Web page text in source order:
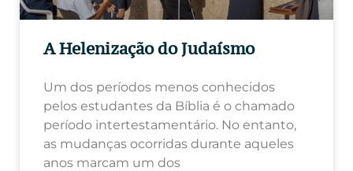
A Helenização do Judaísmo
Um dos períodos menos conhecidos
pelos estudantes da Bíblia é o chamado
período intertestamentário. No entanto,
as mudanças ocorridas durante aqueles
anos marcam um dos